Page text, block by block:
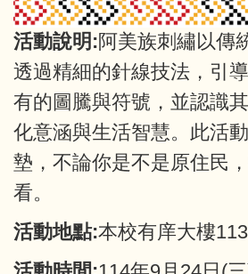
活動說明:阿美族刺繡以傳
透過精細的針線技法，引
有的圖騰與符號，並認識
化意涵與生活智慧。此活
墊，不論你是不是原住民
看。
活動地點:本校有庠大樓